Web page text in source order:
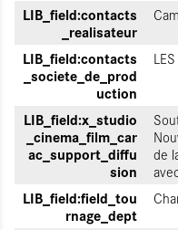
LIB_field:contacts
_realisateur
LIB_field:contacts
_societe_de_prod
uction
LIB_field:x_studio
_cinema_film_car
ac_support_diffu
sion
de
LIB_field:field_tou
rnage_dept